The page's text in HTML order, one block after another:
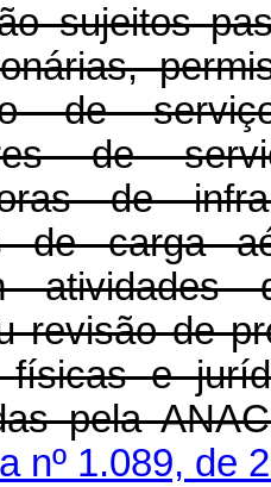
sujeitos
de
de
de
de carga
atividades
revisão de
físicas e
pela
nº 1.089, de